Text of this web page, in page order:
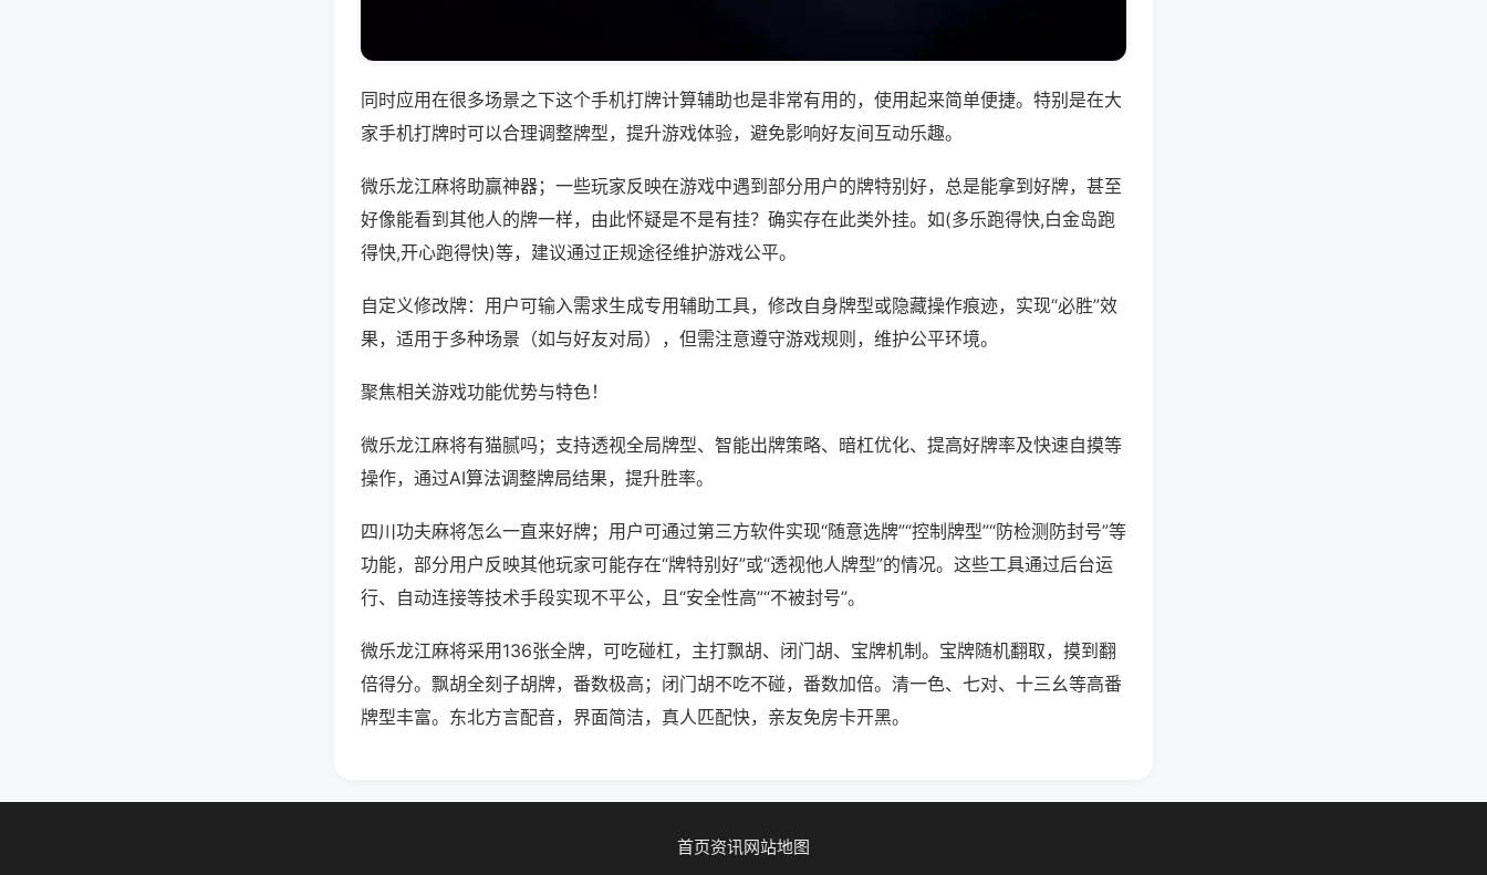
同时应用在很多场景之下这个手机打牌计算辅助也是非常有用的，使用起来简单便捷。特别是在大
家手机打牌时可以合理调整牌型，提升游戏体验，避免影响好友间互动乐趣。
微乐龙江麻将助赢神器；一些玩家反映在游戏中遇到部分用户的牌特别好，总是能拿到好牌，甚至
好像能看到其他人的牌一样，由此怀疑是不是有挂？确实存在此类外挂。如(多乐跑得快,白金岛跑
得快,开心跑得快)等，建议通过正规途径维护游戏公平。
自定义修改牌：用户可输入需求生成专用辅助工具，修改自身牌型或隐藏操作痕迹，实现“必胜”效
果，适用于多种场景（如与好友对局），但需注意遵守游戏规则，维护公平环境。
聚焦相关游戏功能优势与特色！
微乐龙江麻将有猫腻吗；支持透视全局牌型、智能出牌策略、暗杠优化、提高好牌率及快速自摸等
操作，通过AI算法调整牌局结果，提升胜率。
四川功夫麻将怎么一直来好牌；用户可通过第三方软件实现“随意选牌”“控制牌型”“防检测防封号”等
功能，部分用户反映其他玩家可能存在“牌特别好”或“透视他人牌型”的情况。这些工具通过后台运
行、自动连接等技术手段实现不平公，且“安全性高”“不被封号”。
微乐龙江麻将采用136张全牌，可吃碰杠，主打飘胡、闭门胡、宝牌机制。宝牌随机翻取，摸到翻
倍得分。飘胡全刻子胡牌，番数极高；闭门胡不吃不碰，番数加倍。清一色、七对、十三幺等高番
牌型丰富。东北方言配音，界面简洁，真人匹配快，亲友免房卡开黑。
首页资讯网站地图